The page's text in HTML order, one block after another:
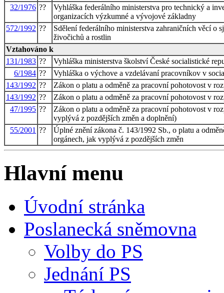
32/1976 ??
Vyhláška federálního ministerstva pro technický a
organizacích výzkumné a vývojové základny
572/1992 ??
Sdělení federálního ministerstva zahraničních věcí
živočichů a rostlin
Vztahováno k
131/1983 ??
Vyhláška ministerstva školství České socialistické
6/1984 ??
Vyhláška o výchove a vzdelávaní pracovníkov v
143/1992 ??
Zákon o platu a odměně za pracovní pohotovost v
143/1992 ??
Zákon o platu a odměně za pracovní pohotovost v
47/1995 ??
Zákon o platu a odměně za pracovní pohotovost v
vyplývá z pozdějších změn a doplnění)
55/2001 ??
Úplné znění zákona č. 143/1992 Sb., o platu a
orgánech, jak vyplývá z pozdějších změn
Hlavní menu
Úvodní stránka
Poslanecká sněmovna
Volby do PS
Jednání PS